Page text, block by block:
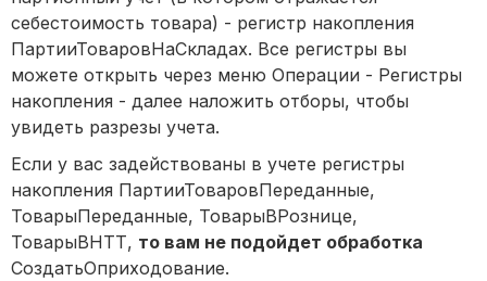
себестоимость товара) - регистр накопления
ПартииТоваровНаСкладах. Все регистры вы
можете открыть через меню Операции - Регистры
накопления - далее наложить отборы, чтобы
увидеть разрезы учета.
Если у вас задействованы в учете регистры
накопления ПартииТоваровПереданные,
ТоварыПереданные, ТоварыВРознице,
ТоварыВНТТ, то вам не подойдет обработка
СоздатьОприходование.